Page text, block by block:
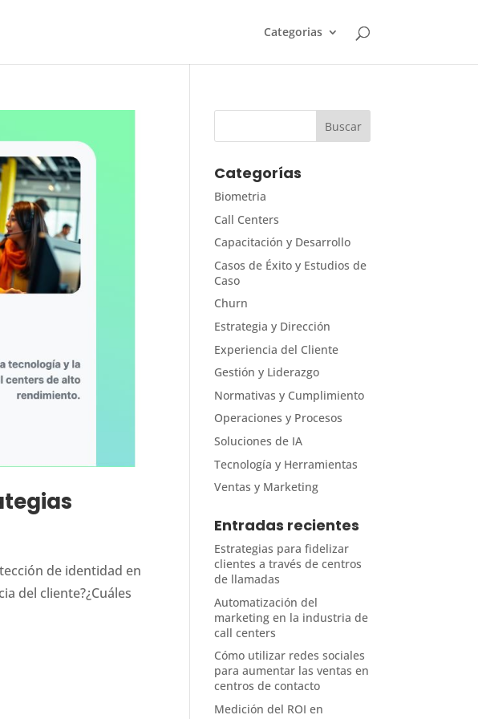
Categorias
de identidad en
del cliente?¿Cuáles
Categorías
Biometria
Call Centers
Capacitación y Desarrollo
Casos de Éxito y Estudios de
Caso
Churn
Estrategia y Dirección
Experiencia del Cliente
Gestión y Liderazgo
Normativas y Cumplimiento
Operaciones y Procesos
Soluciones de IA
Tecnología y Herramientas
Ventas y Marketing
Entradas recientes
Estrategias para fidelizar
clientes a través de centros
de llamadas
Automatización del
marketing en la industria de
call centers
Cómo utilizar redes sociales
para aumentar las ventas en
centros de contacto
Medición del ROI en